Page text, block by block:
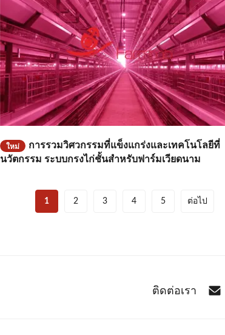
ใหม่
การรวมวิศวกรรมที่แข็งแกร่งและเทคโนโลยีที่
นวัตกรรม ระบบกรงไก่ชั้นสําหรับฟาร์มเวียดนาม
1 2 3 4 5 ต่อไป
ติดต่อเรา